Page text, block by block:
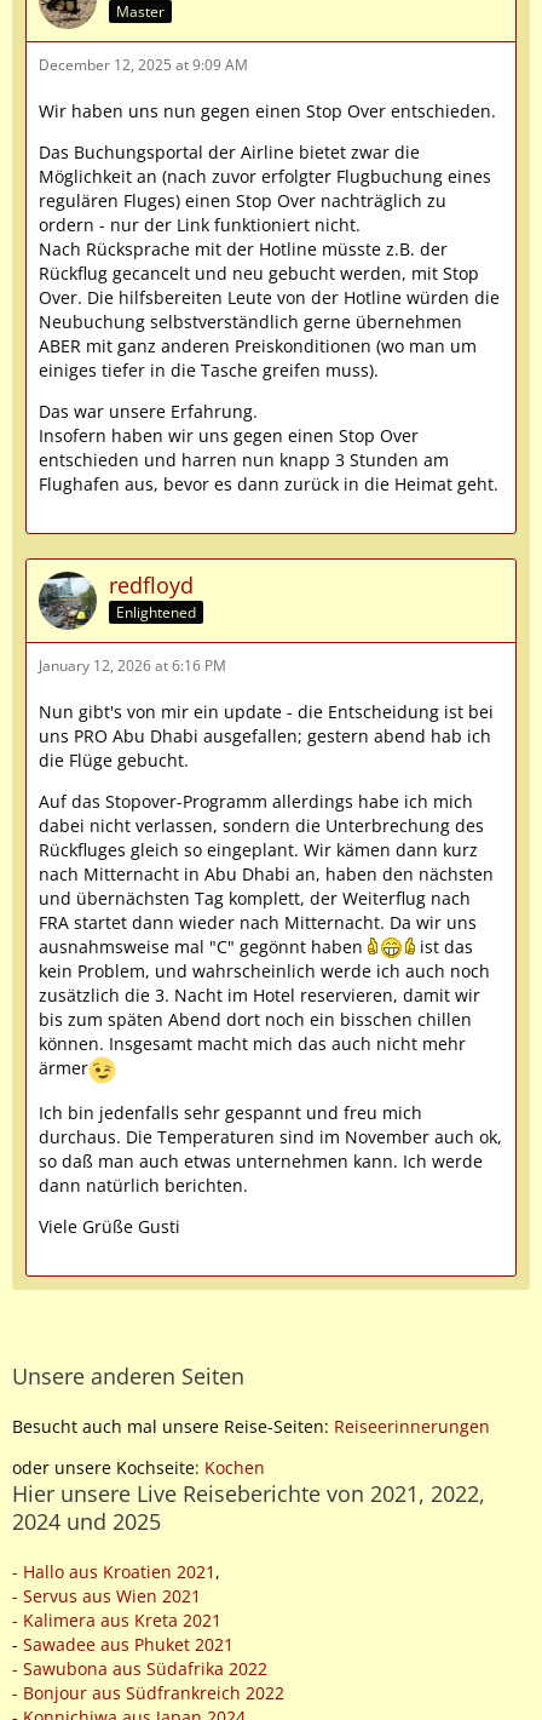
Master
December 12, 2025 at 9:09 AM
Wir haben uns nun gegen einen Stop Over entschieden.
Das Buchungsportal der Airline bietet zwar die
Möglichkeit an (nach zuvor erfolgter Flugbuchung eines
regulären Fluges) einen Stop Over nachträglich zu
ordern - nur der Link funktioniert nicht.
Nach Rücksprache mit der Hotline müsste z.B. der
Rückflug gecancelt und neu gebucht werden, mit Stop
Over. Die hilfsbereiten Leute von der Hotline würden die
Neubuchung selbstverständlich gerne übernehmen
ABER mit ganz anderen Preiskonditionen (wo man um
einiges tiefer in die Tasche greifen muss).
Das war unsere Erfahrung.
Insofern haben wir uns gegen einen Stop Over
entschieden und harren nun knapp 3 Stunden am
Flughafen aus, bevor es dann zurück in die Heimat geht.
redfloyd
Enlightened
January 12, 2026 at 6:16 PM
Nun gibt's von mir ein update - die Entscheidung ist bei
uns PRO Abu Dhabi ausgefallen; gestern abend hab ich
die Flüge gebucht.
Auf das Stopover-Programm allerdings habe ich mich
dabei nicht verlassen, sondern die Unterbrechung des
Rückfluges gleich so eingeplant. Wir kämen dann kurz
nach Mitternacht in Abu Dhabi an, haben den nächsten
und übernächsten Tag komplett, der Weiterflug nach
FRA startet dann wieder nach Mitternacht. Da wir uns
ausnahmsweise mal "C" gegönnt haben
ist das
kein Problem, und wahrscheinlich werde ich auch noch
zusätzlich die 3. Nacht im Hotel reservieren, damit wir
bis zum späten Abend dort noch ein bisschen chillen
können. Insgesamt macht mich das auch nicht mehr
ärmer
Ich bin jedenfalls sehr gespannt und freu mich
durchaus. Die Temperaturen sind im November auch ok,
so daß man auch etwas unternehmen kann. Ich werde
dann natürlich berichten.
Viele Grüße Gusti
Unsere anderen Seiten
Besucht auch mal unsere Reise-Seiten: Reiseerinnerungen
oder unsere Kochseite: Kochen
Hier unsere Live Reiseberichte von 2021, 2022,
2024 und 2025
- Hallo aus Kroatien 2021 ,
- Servus aus Wien 2021
- Kalimera aus Kreta 2021
- Sawadee aus Phuket 2021
- Sawubona aus Südafrika 2022
- Bonjour aus Südfrankreich 2022